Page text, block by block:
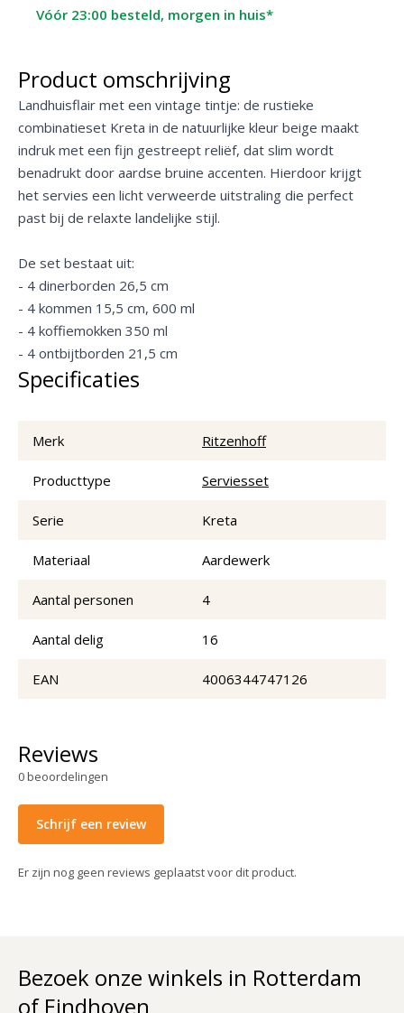
Vóór 23:00 besteld, morgen in huis*
Product omschrijving
Landhuisflair met een vintage tintje: de rustieke
combinatieset Kreta in de natuurlijke kleur beige maakt
indruk met een fijn gestreept reliëf, dat slim wordt
benadrukt door aardse bruine accenten. Hierdoor krijgt
het servies een licht verweerde uitstraling die perfect
past bij de relaxte landelijke stijl.
De set bestaat uit:
- 4 dinerborden 26,5 cm
- 4 kommen 15,5 cm, 600 ml
- 4 koffiemokken 350 ml
- 4 ontbijtborden 21,5 cm
Specificaties
Merk Ritzenhoff
Producttype Serviesset
Serie Kreta
Materiaal Aardewerk
Aantal personen 4
Aantal delig 16
EAN 4006344747126
Reviews
0beoordelingen
Schrijf een review
Er zijn nog geen reviews geplaatst voor dit product.
Bezoek onze winkels in Rotterdam
of Eindhoven